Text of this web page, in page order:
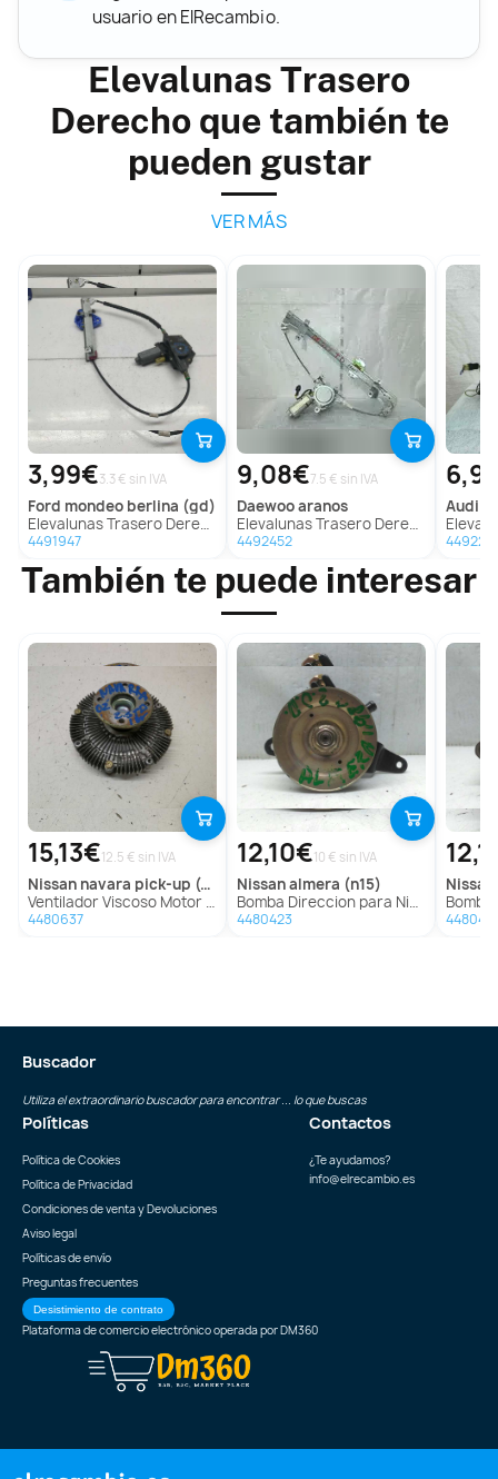
usuario en ElRecambio.
Elevalunas Trasero
Derecho que también te
pueden gustar
VER MÁS
3,99€3.3 € sin IVA
ford mondeo berlina (gd)
Elevalunas Trasero Derecho para Ford Mondeo Berlina (Gd)
4491947
9,08€7.5 € sin IVA
daewooaranos
Elevalunas Trasero Derecho para Daewoo Aranos
4492452
audi
También te puede interesar
15,13€12.5 € sin IVA
nissan navara pick-up (d40m)
Ventilador Viscoso Motor para Nissan Navara Pick-Up (D40M)
4480637
12,10€10 € sin IVA
nissanalmera (n15)
Bomba Direccion para Nissan Almera (N15)
4480423
nissan
Bomba
Buscador
Utiliza el extraordinario buscador para encontrar ... lo que buscas
Políticas
Política de Cookies
Política de Privacidad
Condiciones de venta y Devoluciones
Aviso legal
Políticas de envío
Preguntas frecuentes
Desistimiento de contrato
Contactos
¿Te ayudamos?
info@elrecambio.es
Plataforma de comercio electrónico operada porDM360